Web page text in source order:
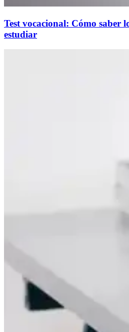
Test vocacional: Cómo saber
estudiar